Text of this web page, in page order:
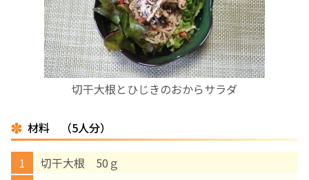
切干大根とひじきのおからサラダ
材料 （5人分）
切干大根 50ｇ
母乳育児
予防接種
‘さんルーム’ でさまざまな講座・クラス